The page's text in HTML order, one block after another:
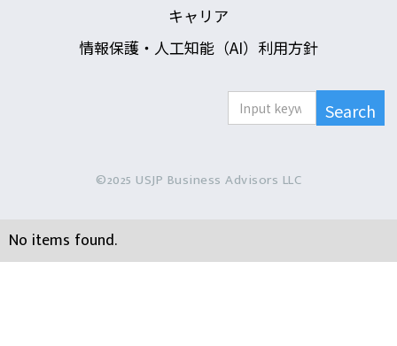
キャリア
情報保護・人工知能（AI）利用方針
©2025 USJP Business Advisors LLC
No items found.